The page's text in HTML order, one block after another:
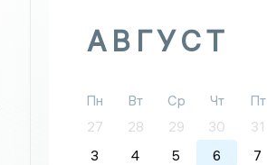
АВГУСТ
Пн Вт Ср Чт Пт
27
28 29 30 31
3
4 5 6 7